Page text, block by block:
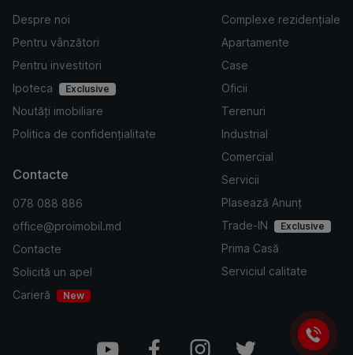
Despre noi
Pentru vânzători
Pentru investitori
Ipoteca
Exclusive
Noutăți imobiliare
Politica de confidențialitate
Complexe rezidențiale
Apartamente
Case
Oficii
Terenuri
Industrial
Comercial
Servicii
Plasează Anunț
Trade-IN
Exclusive
Prima Casă
Serviciul calitate
Contacte
078 088 886
office@proimobil.md
Contacte
Solicită un apel
Carieră
New